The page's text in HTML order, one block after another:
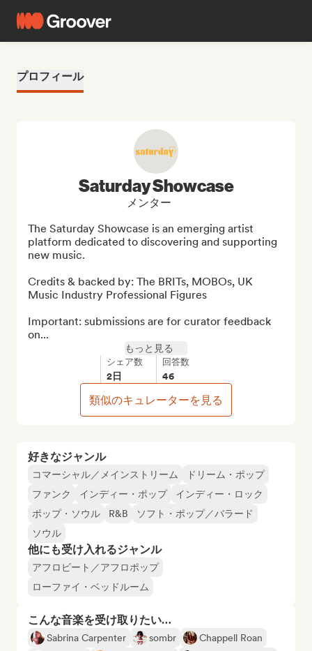
プロフィール
好きなジャンル
コマーシャル／メインストリーム
ドリーム・ポップ
ファンク
インディー・ポップ
インディー・ロック
ポップ・ソウル
R&B
ソフト・ポップ／バラード
ソウル
他にも受け入れるジャンル
アフロビート／アフロポップ
ローファイ・ベッドルーム
こんな音楽を受け取りたい…
Sabrina Carpenter sombr
Chappell Roan
Saturday Showcase
メンター
The Saturday Showcase is an emerging artist
platform dedicated to discovering and supporting
new music.
Credits & backed by: The BRITs, MOBOs, UK
Music Industry Professional Figures
Important: submissions are for curator feedback
on...
もっと見る
シェア数
2日
回答数
46
類似のキュレーターを見る